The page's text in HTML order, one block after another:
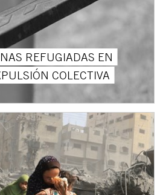
REFUGIADAS EN
COLECTIVA